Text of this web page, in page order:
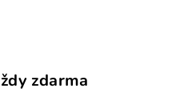
zdarma